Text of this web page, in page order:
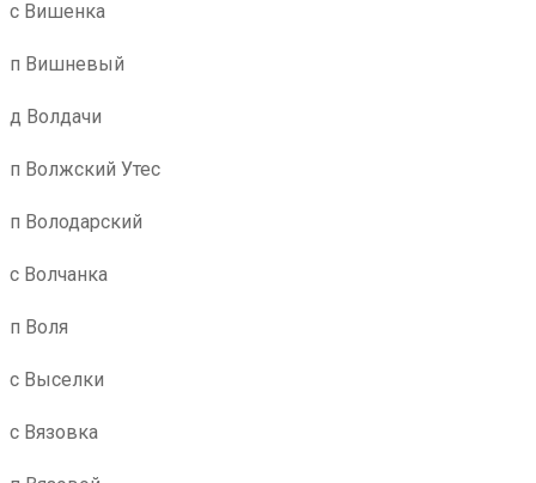
с Вишенка
п Вишневый
д Волдачи
п Волжский Утес
п Володарский
с Волчанка
п Воля
с Выселки
с Вязовка